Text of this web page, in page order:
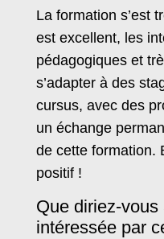
La formation s’est
est excellent, les
pédagogiques et
s’adapter à des
cursus, avec des
un échange
de cette formation.
positif !
Que diriez-
intéressée par